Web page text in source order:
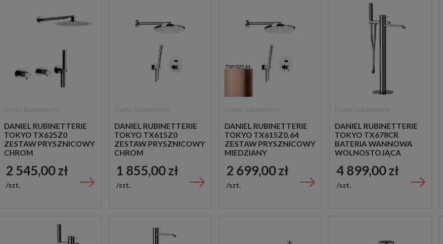
DANIEL RUBINETTERIE
TOKYO TX625Z0
ZESTAW PRYSZNICOWY
CHROM
2 545,00 zł
szt.
DANIEL RUBINETTERIE
TOKYO TX615Z0
ZESTAW PRYSZNICOWY
CHROM
1 855,00 zł
szt.
DANIEL RUBINETTERIE
TOKYO TX615Z0.64
ZESTAW PRYSZNICOWY
MIEDZIANY
2 699,00 zł
szt.
DANIEL RUBINETTERIE
TOKYO TX678CR
BATERIA WANNOWA
WOLNOSTOJĄCA
4 899,00 zł
szt.